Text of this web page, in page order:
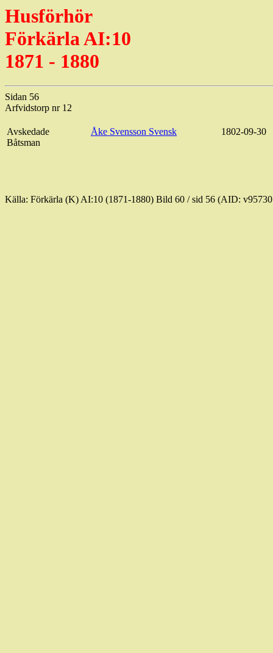
Husförhör
FörkärlaAI:10
1871 - 1880
Sidan 56
Arfvidstorp nr 12
Avskedade
Båtsman
Åke Svensson Svensk 1802-09-30
Källa: Förkärla (K) AI:10 (1871-1880) Bild 60 / sid 56 (AID: